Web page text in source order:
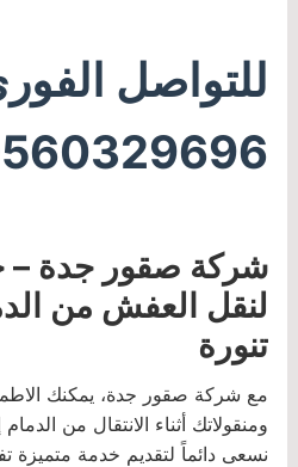
للتواصل
شركة صقور جدة –
لنقل العفش من
تنورة
مع شركة صقور جدة، يمكنك
ومنقولاتك أثناء الانتقال من
نسعى دائماً لتقديم خدمة متميزة